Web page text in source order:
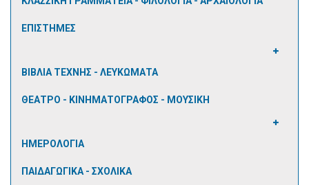
ΕΠΙΣΤΗΜΕΣ
ΒΙΒΛΙΑ ΤΕΧΝΗΣ - ΛΕΥΚΩΜΑΤΑ
ΘΕΑΤΡΟ - ΚΙΝΗΜΑΤΟΓΡΑΦΟΣ - ΜΟΥΣΙΚΗ
ΗΜΕΡΟΛΟΓΙΑ
ΠΑΙΔΑΓΩΓΙΚΑ - ΣΧΟΛΙΚΑ